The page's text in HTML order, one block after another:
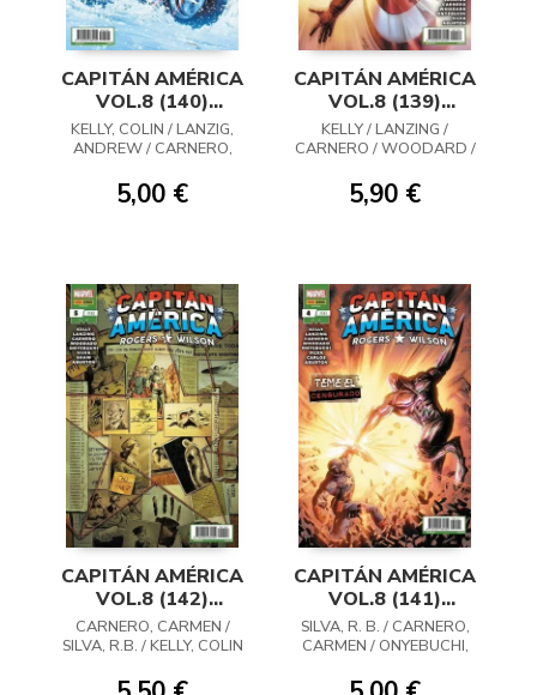
CAPITÁN AMÉRICA
VOL.8 (140)
ROGERS / WILSON
03
KELLY, COLIN / LANZIG,
ANDREW / CARNERO,
5,00 €
CAPITÁN AMÉRICA
VOL.8 (139)
ROGERS / WILSON
02
KELLY / LANZING /
CARNERO / WOODARD /
ABURTOV
5,90 €
CAPITÁN AMÉRICA
VOL.8 (142)
ROGERS / WILSON
05
CARNERO, CARMEN /
SILVA, R.B. / KELLY, COLIN
VVAA
CAPITÁN AMÉRICA
VOL.8 (141)
ROGERS / WILSON
04
SILVA, R. B. / CARNERO,
CARMEN / ONYEBUCHI,